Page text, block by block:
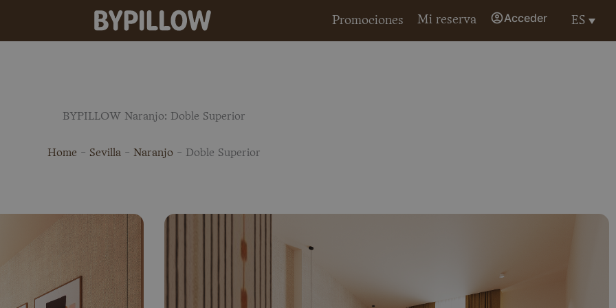
Promociones Mi reserva Acceder ES
BYPILLOW Naranjo: Doble Superior
Home - Sevilla - Naranjo - Doble Superior